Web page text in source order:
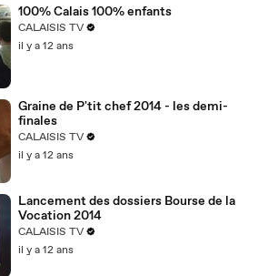
100% Calais 100% enfants
CALAISIS TV
il y a 12 ans
Graine de P'tit chef 2014 - les demi-
finales
CALAISIS TV
il y a 12 ans
Lancement des dossiers Bourse de la
Vocation 2014
CALAISIS TV
il y a 12 ans